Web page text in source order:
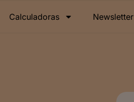
Calculadoras Newsletter